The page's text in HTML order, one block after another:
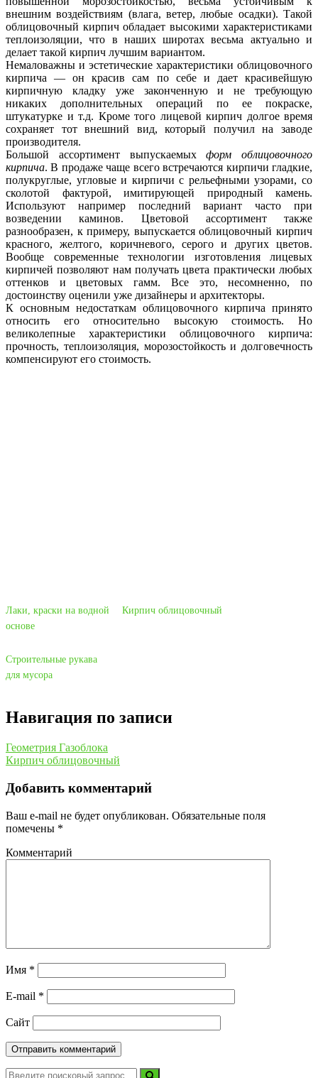
внешним воздействиям (влага, ветер, любые осадки). Такой
облицовочный кирпич обладает высокими характеристиками
теплоизоляции, что в наших широтах весьма актуально и
делает такой кирпич лучшим вариантом.
Немаловажны и эстетические характеристики облицовочного
кирпича — он красив сам по себе и дает красивейшую
кирпичную кладку уже законченную и не требующую
никаких дополнительных операций по ее покраске,
штукатурке и т.д. Кроме того лицевой кирпич долгое время
сохраняет тот внешний вид, который получил на заводе
производителя.
Большой ассортимент выпускаемыхформ облицовочного
кирпича. В продаже чаще всего встречаются кирпичи гладкие,
полукруглые, угловые и кирпичи с рельефными узорами, со
сколотой фактурой, имитирующей природный камень.
Используют например последний вариант часто при
возведении каминов. Цветовой ассортимент также
разнообразен, к примеру, выпускается облицовочный кирпич
красного, желтого, коричневого, серого и других цветов.
Вообще современные технологии изготовления лицевых
кирпичей позволяют нам получать цвета практически любых
оттенков и цветовых гамм. Все это, несомненно, по
достоинству оценили уже дизайнеры и архитекторы.
К основным недостаткам облицовочного кирпича принято
относить его относительно высокую стоимость. Но
великолепные характеристики облицовочного кирпича:
прочность, теплоизоляция, морозостойкость и долговечность
компенсируют его стоимость.
Лаки, краски на водной
основе
Кирпич облицовочный
Строительные рукава
для мусора
Навигация по записи
Геометрия Газоблока
Кирпич облицовочный
Добавить комментарий
Ваш e-mail не будет опубликован. Обязательные поля
помечены *
Комментарий
Имя *
E-mail *
Сайт